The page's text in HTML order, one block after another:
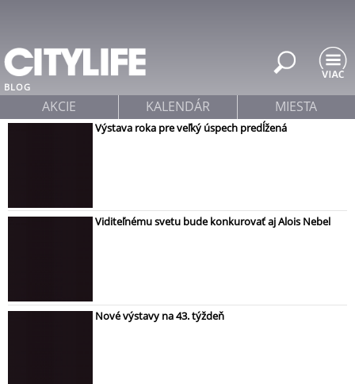
BLOG
Výstava roka pre veľký úspech predĺžená
Viditeľnému svetu bude konkurovať aj Alois Nebel
Nové výstavy na 43. týždeň
AKCIE KALENDÁR MIESTA